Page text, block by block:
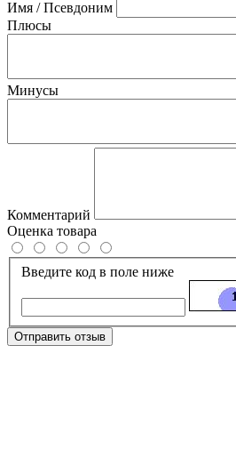
Имя / Псевдоним
Плюсы
Минусы
Комментарий
Оценка товара
Введите код в поле ниже
Отправить отзыв